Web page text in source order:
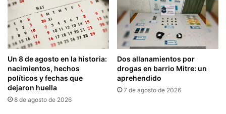
Un 8 de agosto en la historia:
nacimientos, hechos
políticos y fechas que
dejaron huella
8 de agosto de 2026
Dos allanamientos por
drogas en barrio Mitre: un
aprehendido
7 de agosto de 2026